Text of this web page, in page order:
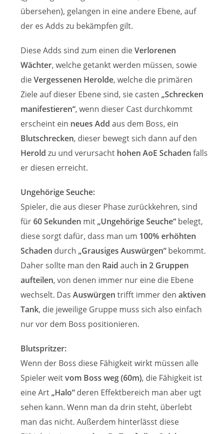
übersehen), gelangen in eine andere Ebene, auf
der es Adds zu bekämpfen gilt.
Diese Adds sind zum einen dieVerlorenen
Wächter, welche getankt werden müssen, sowie
dieVergessenen Herolde, welche die primären
Ziele auf dieser Ebene sind, sie casten„Schrecken
manifestieren“, wenn dieser Cast durchkommt
erscheint ein neues Add aus dem Boss, ein
Blutschrecken, dieser bewegt sich dann auf den
Herold zu und verursacht hohen AoE Schaden falls
er diesen erreicht.
Ungehörige Seuche:
Spieler, die aus dieser Phase zurückkehren, sind
für60 Sekunden mit„Ungehörige Seuche“ belegt,
diese sorgt dafür, dass man um 100% erhöhten
Schaden durch„Grausiges Auswürgen“ bekommt.
Daher sollte man den Raid auch in 2 Gruppen
aufteilen, von denen immer nur eine die Ebene
wechselt. DasAuswürgen trifft immer denaktiven
Tank, die jeweilige Gruppe muss sich also einfach
nur vor dem Boss positionieren.
Blutspritzer:
Wenn der Boss diese Fähigkeit wirkt müssen alle
Spieler weitvom Boss weg (60m), die Fähigkeit ist
eine Art„Halo“ deren Effektbereich man aber ugt
sehen kann. Wenn man da drin steht, überlebt
man das nicht. Außerdem hinterlässt diese